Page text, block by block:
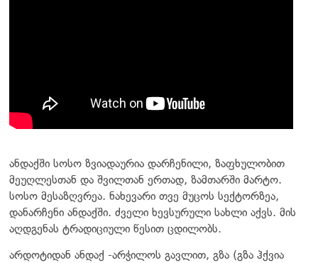
ანდაქში სოსო ზვიადაურია დარჩენილი, ზაფხულობით
მეუღლესთან და შვილთან ერთად, ზამთარში მარტო.
სოსო მესაზღვრეა. ნახევარი თვე მუცოს სექტორზეა,
დანარჩენი ანდაქში. ძველი ხევსურული სახლი აქვს. მის
აღდგენას ტრადიციული წესით ცდილობს.
არდოტიდან ანდაქ -არჭილოს გავლით, გზა (გზა ჰქვია